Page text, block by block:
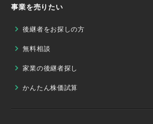
事業を売りたい
後継者をお探しの方
無料相談
家業の後継者探し
かんたん株価試算